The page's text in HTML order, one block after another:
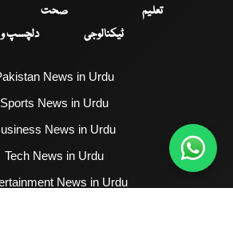
تعلیم
صحت
ٹیکنالوجی
دلچسپ
News in Urdu
Sports News in Urdu
News in Urdu
Tech News in Urdu
News in Urdu